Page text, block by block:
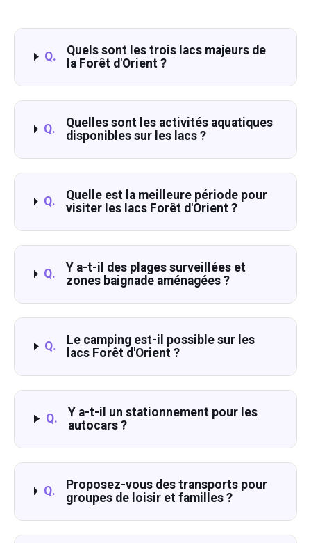
Q.
Quels sont les trois lacs majeurs de
la Forêt d'Orient ?
Q.
Quelles sont les activités aquatiques
disponibles sur les lacs ?
Q.
Quelle est la meilleure période pour
visiter les lacs Forêt d'Orient ?
Q.
Y a-t-il des plages surveillées et
zones baignade aménagées ?
Q.
Le camping est-il possible sur les
lacs Forêt d'Orient ?
Q.
Y a-t-il un stationnement pour les
autocars ?
Q.
Proposez-vous des transports pour
groupes de loisir et familles ?